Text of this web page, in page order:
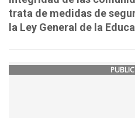
trata de medidas de
la Ley General de la